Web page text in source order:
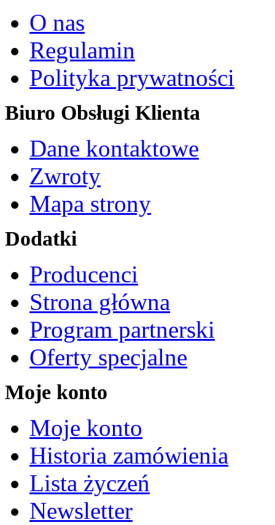
O nas
Regulamin
Polityka prywatności
Biuro Obsługi Klienta
Dane kontaktowe
Zwroty
Mapa strony
Dodatki
Producenci
Strona główna
Program partnerski
Oferty specjalne
Moje konto
Moje konto
Historia zamówienia
Lista życzeń
Newsletter